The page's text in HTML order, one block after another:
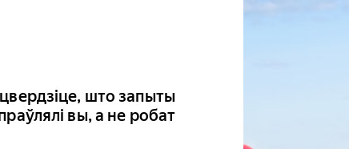
што запыты
вы, а не робат